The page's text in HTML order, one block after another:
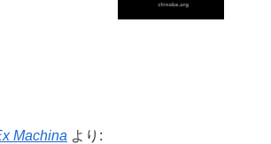
Machina より: